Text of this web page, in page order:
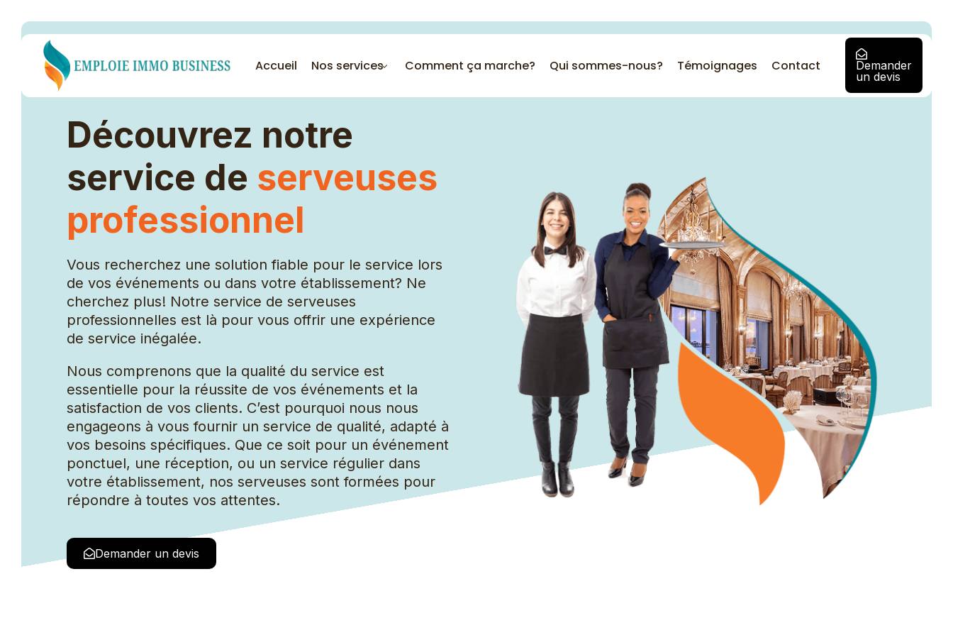
Accueil Nos services
Femme de ménage
Garde malade
Cuisinière
Agent de sécurité
Concierge
Coursier
Éducatrices
Grand groupe de nettoyage
Besoin d'une solution
d'entreprise personnalisée
?
Contactez notre équipe pour
discuter d’une solution adaptée
à vous et aux besoins de votre
équipe.
Demander un devis
Comment ça marche? Qui sommes-nous? Témoignages Contact
Demander
un devis
Découvrez notre
service de serveuses
professionnel
Vous recherchez une solution fiable pour le service lors
de vos événements ou dans votre établissement? Ne
cherchez plus! Notre service de serveuses
professionnelles est là pour vous offrir une expérience
de service inégalée.
Nous comprenons que la qualité du service est
essentielle pour la réussite de vos événements et la
satisfaction de vos clients. C’est pourquoi nous nous
engageons à vous fournir un service de qualité, adapté à
vos besoins spécifiques. Que ce soit pour un événement
ponctuel, une réception, ou un service régulier dans
votre établissement, nos serveuses sont formées pour
répondre à toutes vos attentes.
Demander un devis